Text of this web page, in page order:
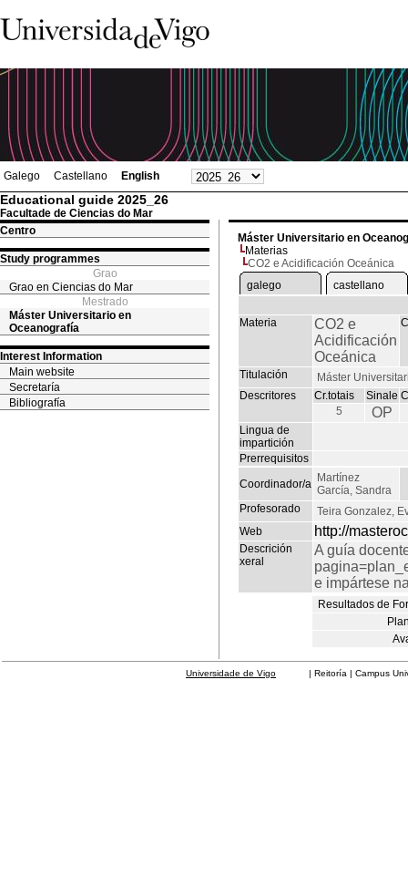
Galego Castellano English
Educational guide 2025_26
Facultade de Ciencias do Mar
Centro
Study programmes
Grao
Grao en Ciencias do Mar
Mestrado
Máster Universitario en
Oceanografía
Interest Information
Main website
Secretaría
Bibliografía
Máster Universitario en
Materias
CO2 e Acidificación Oceánica
galego
castellano
Materia
CO2 e
Acidificación
Oceánica
Titulación
Máster
Descritores
Cr.totais Sinale
5
OP
Lingua de
impartición
Prerrequisitos
Coordinador/a Martínez
García, Sandra
Profesorado
Teira Gonzalez,
Web
http://
Descrición
xeral
A guía
e impártese
Resultados de
Universidade de Vigo | Reitoría | Campus